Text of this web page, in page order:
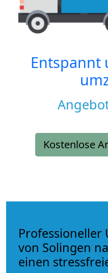
Entspannt
Kostenlose
Professioneller
von Solingen
einen